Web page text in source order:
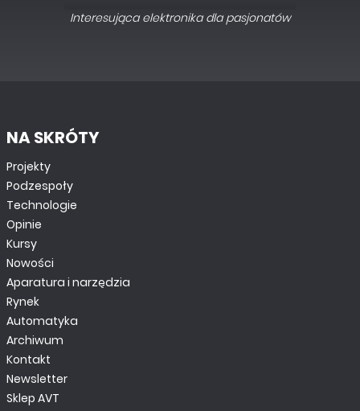
Interesująca elektronika dla pasjonatów
NA SKRÓTY
Projekty
Podzespoły
Technologie
Opinie
Kursy
Nowości
Aparatura i narzędzia
Rynek
Automatyka
Archiwum
Kontakt
Newsletter
Sklep AVT